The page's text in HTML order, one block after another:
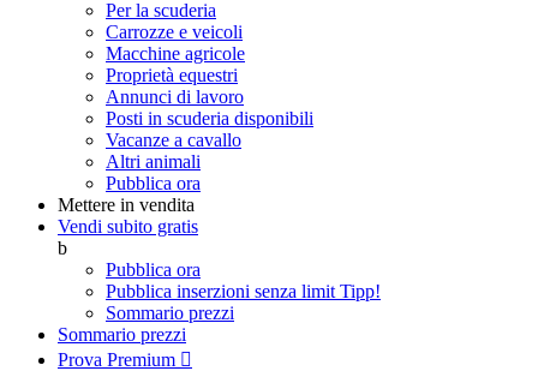
Per la scuderia
Carrozze e veicoli
Macchine agricole
Proprietà equestri
Annunci di lavoro
Posti in scuderia disponibili
Vacanze a cavallo
Altri animali
Pubblica ora
Mettere in vendita
Vendi subito gratis
b
Pubblica ora
Pubblica inserzioni senza limit Tipp!
Sommario prezzi
Sommario prezzi
Prova Premium 